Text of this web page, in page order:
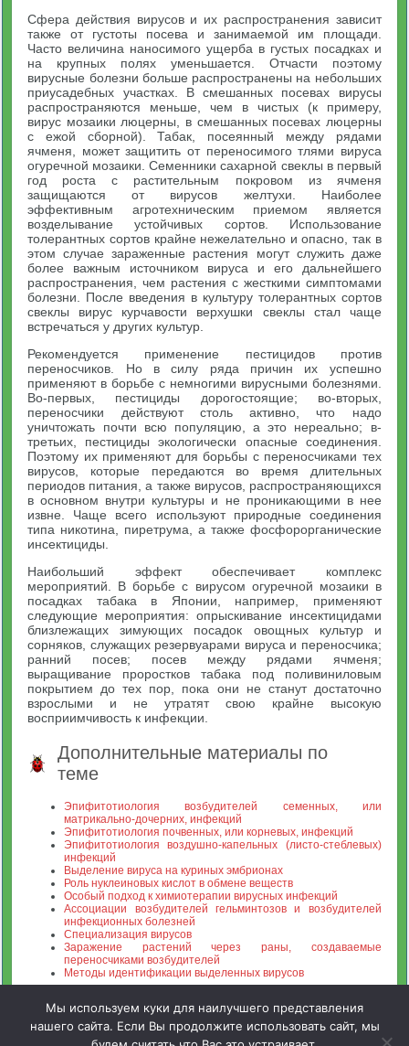
Сфера действия вирусов и их распространения зависит
также от густоты посева и занимаемой им площади.
Часто величина наносимого ущерба в густых посадках и
на крупных полях уменьшается. Отчасти поэтому
вирусные болезни больше распространены на небольших
приусадебных участках. В смешанных посевах вирусы
распространяются меньше, чем в чистых (к примеру,
вирус мозаики люцерны, в смешанных посевах люцерны
с ежой сборной). Табак, посеянный между рядами
ячменя, может защитить от переносимого тлями вируса
огуречной мозаики. Семенники сахарной свеклы в первый
год роста с растительным покровом из ячменя
защищаются от вирусов желтухи. Наиболее
эффективным агротехническим приемом является
возделывание устойчивых сортов. Использование
толерантных сортов крайне нежелательно и опасно, так в
этом случае зараженные растения могут служить даже
более важным источником вируса и его дальнейшего
распространения, чем растения с жесткими симптомами
болезни. После введения в культуру толерантных сортов
свеклы вирус курчавости верхушки свеклы стал чаще
встречаться у других культур.
Рекомендуется применение пестицидов против
переносчиков. Но в силу ряда причин их успешно
применяют в борьбе с немногими вирусными болезнями.
Во-первых, пестициды дорогостоящие; во-вторых,
переносчики действуют столь активно, что надо
уничтожать почти всю популяцию, а это нереально; в-
третьих, пестициды экологически опасные соединения.
Поэтому их применяют для борьбы с переносчиками тех
вирусов, которые передаются во время длительных
периодов питания, а также вирусов, распространяющихся
в основном внутри культуры и не проникающими в нее
извне. Чаще всего используют природные соединения
типа никотина, пиретрума, а также фосфорорганические
инсектициды.
Наибольший эффект обеспечивает комплекс
мероприятий. В борьбе с вирусом огуречной мозаики в
посадках табака в Японии, например, применяют
следующие мероприятия: опрыскивание инсектицидами
близлежащих зимующих посадок овощных культур и
сорняков, служащих резервуарами вируса и переносчика;
ранний посев; посев между рядами ячменя;
выращивание проростков табака под поливиниловым
покрытием до тех пор, пока они не станут достаточно
взрослыми и не утратят свою крайне высокую
восприимчивость к инфекции.
Дополнительные материалы по
теме
Эпифитотиология возбудителей семенных, или
матрикально-дочерних, инфекций
Эпифитотиология почвенных, или корневых, инфекций
Эпифитотиология воздушно-капельных (листо-стеблевых)
инфекций
Выделение вируса на куриных эмбрионах
Роль нуклеиновых кислот в обмене веществ
Особый подход к химиотерапии вирусных инфекций
Ассоциации возбудителей гельминтозов и возбудителей
инфекционных болезней
Специализация вирусов
Заражение растений через раны, создаваемые
переносчиками возбудителей
Методы идентификации выделенных вирусов
Мы используем куки для наилучшего представления
нашего сайта. Если Вы продолжите использовать сайт, мы